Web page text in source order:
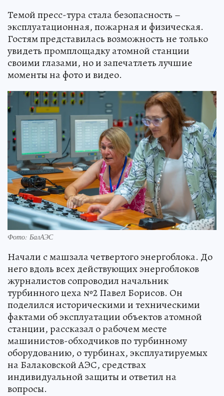
Темой пресс-тура стала безопасность –
эксплуатационная, пожарная и физическая.
Гостям представилась возможность не только
увидеть промплощадку атомной станции
своими глазами, но и запечатлеть лучшие
моменты на фото и видео.
Фото: БалАЭС
Начали с машзала четвертого энергоблока. До
него вдоль всех действующих энергоблоков
журналистов сопроводил начальник
турбинного цеха №2 Павел Борисов. Он
поделился историческими и техническими
фактами об эксплуатации объектов атомной
станции, рассказал о рабочем месте
машинистов-обходчиков по турбинному
оборудованию, о турбинах, эксплуатируемых
на Балаковской АЭС, средствах
индивидуальной защиты и ответил на
вопросы.